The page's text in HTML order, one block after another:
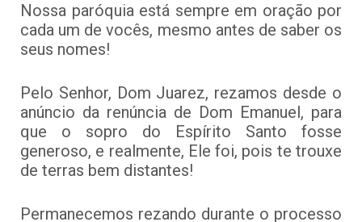
Nossa paróquia está sempre em oração por
cada um de vocês, mesmo antes de saber os
seus nomes!
Pelo Senhor, Dom Juarez, rezamos desde o
anúncio da renúncia de Dom Emanuel, para
que o sopro do Espírito Santo fosse
generoso, e realmente, Ele foi, pois te trouxe
de terras bem distantes!
Permanecemos rezando durante o processo